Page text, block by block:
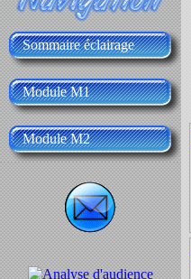
Sommaire éclairage
Module M1
Module M2